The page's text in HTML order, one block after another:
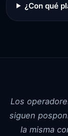
¿Con qué
Los
siguen
la misma